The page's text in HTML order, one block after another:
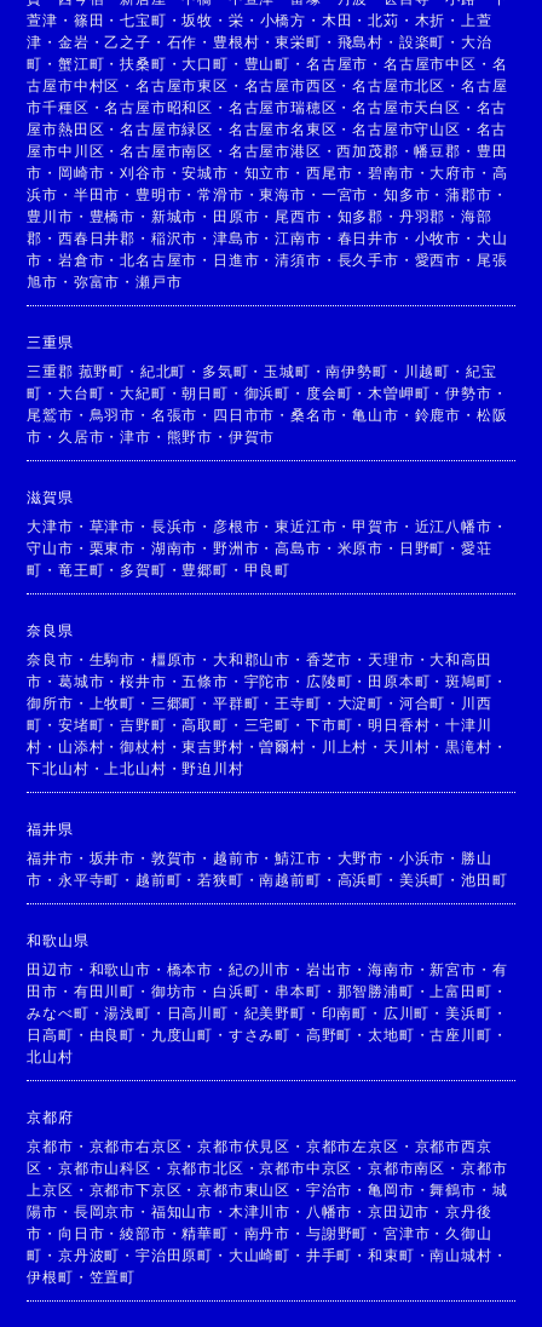
萱津 ・ 篠田 ・七宝町 ・坂牧 ・ 栄 ・ 小橋方 ・ 木田 ・北苅 ・ 木折 ・
上萱
津 ・金岩 ・乙之子 ・ 石作 ・ 豊根村 ・東栄町 ・ 飛島村 ・ 設楽町 ・ 大治
町 ・蟹江町 ・扶桑町 ・大口町 ・ 豊山町 ・ 名古屋市 ・ 名古屋市中区 ・ 名
古屋市中村区 ・名古屋市東区 ・ 名古屋市西区 ・名古屋市北区 ・ 名古屋
市千種区 ・名古屋市昭和区 ・ 名古屋市瑞穂区 ・名古屋市天白区 ・ 名古
屋市熱田区 ・名古屋市緑区 ・ 名古屋市名東区 ・名古屋市守山区 ・ 名古
屋市中川区 ・名古屋市南区 ・ 名古屋市港区 ・西加茂郡 ・幡豆郡 ・ 豊田
市 ・ 岡崎市 ・刈谷市 ・安城市 ・ 知立市 ・ 西尾市 ・碧南市 ・大府市 ・ 高
浜市 ・ 半田市 ・ 豊明市 ・常滑市 ・東海市 ・ 一宮市 ・ 知多市 ・蒲郡市 ・
豊川市 ・ 豊橋市 ・ 新城市 ・ 田原市 ・ 尾西市 ・ 知多郡 ・ 丹羽郡 ・ 海部
郡 ・西春日井郡 ・ 稲沢市 ・津島市 ・江南市 ・ 春日井市 ・ 小牧市 ・ 犬山
市 ・岩倉市 ・北名古屋市 ・ 日進市 ・清須市 ・ 長久手市 ・ 愛西市 ・ 尾張
旭市 ・ 弥富市 ・瀬戸市
三重県
三重郡 菰野町 ・ 紀北町 ・ 多気町 ・ 玉城町 ・南伊勢町 ・ 川越町 ・ 紀宝
町 ・大台町 ・大紀町 ・朝日町 ・ 御浜町 ・ 度会町 ・ 木曽岬町 ・伊勢市 ・
尾鷲市 ・ 鳥羽市 ・ 名張市 ・ 四日市市 ・桑名市 ・亀山市 ・ 鈴鹿市 ・ 松阪
市 ・ 久居市 ・津市 ・ 熊野市 ・ 伊賀市
滋賀県
大津市 ・ 草津市 ・ 長浜市 ・ 彦根市 ・東近江市 ・甲賀市 ・ 近江八幡市 ・
守山市 ・ 栗東市 ・ 湖南市 ・野洲市 ・高島市 ・ 米原市 ・ 日野町 ・ 愛荘
町 ・竜王町 ・ 多賀町 ・ 豊郷町 ・ 甲良町
奈良県
奈良市 ・ 生駒市 ・ 橿原市 ・大和郡山市 ・ 香芝市 ・ 天理市 ・大和高田
市 ・葛城市 ・桜井市 ・五條市 ・ 宇陀市 ・ 広陵町 ・ 田原本町 ・斑鳩町 ・
御所市 ・ 上牧町 ・ 三郷町 ・平群町 ・ 王寺町 ・ 大淀町 ・ 河合町 ・ 川西
町 ・安堵町 ・吉野町 ・高取町 ・ 三宅町 ・ 下市町 ・明日香村 ・十津川
村 ・ 山添村 ・御杖村 ・東吉野村 ・曽爾村 ・ 川上村 ・ 天川村 ・黒滝村 ・
下北山村 ・ 上北山村 ・野迫川村
福井県
福井市 ・ 坂井市 ・ 敦賀市 ・ 越前市 ・鯖江市 ・ 大野市 ・ 小浜市 ・ 勝山
市 ・永平寺町 ・ 越前町 ・若狭町 ・南越前町 ・ 高浜町 ・ 美浜町 ・ 池田町
和歌山県
田辺市 ・ 和歌山市 ・ 橋本市 ・ 紀の川市 ・ 岩出市 ・海南市 ・新宮市 ・ 有
田市 ・ 有田川町 ・ 御坊市 ・ 白浜町 ・ 串本町 ・ 那智勝浦町 ・ 上富田町 ・
みなべ町 ・湯浅町 ・ 日高川町 ・ 紀美野町 ・ 印南町 ・ 広川町 ・美浜町 ・
日高町 ・ 由良町 ・ 九度山町 ・ すさみ町 ・ 高野町 ・太地町 ・古座川町 ・
北山村
京都府
京都市 ・ 京都市右京区 ・京都市伏見区 ・ 京都市左京区 ・ 京都市西京
区 ・京都市山科区 ・ 京都市北区 ・京都市中京区 ・京都市南区 ・ 京都市
上京区 ・ 京都市下京区 ・京都市東山区 ・ 宇治市 ・亀岡市 ・舞鶴市 ・ 城
陽市 ・ 長岡京市 ・ 福知山市 ・ 木津川市 ・ 八幡市 ・京田辺市 ・京丹後
市 ・向日市 ・綾部市 ・精華町 ・ 南丹市 ・ 与謝野町 ・ 宮津市 ・ 久御山
町 ・京丹波町 ・宇治田原町 ・ 大山崎町 ・ 井手町 ・和束町 ・南山城村 ・
伊根町 ・ 笠置町